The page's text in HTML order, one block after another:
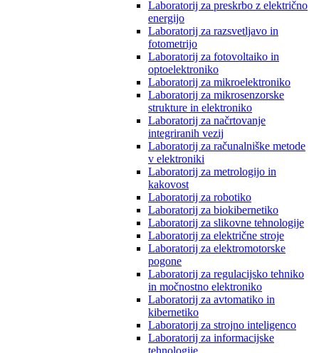
Laboratorij za preskrbo z električno
energijo
Laboratorij za razsvetljavo in
fotometrijo
Laboratorij za fotovoltaiko in
optoelektroniko
Laboratorij za mikroelektroniko
Laboratorij za mikrosenzorske
strukture in elektroniko
Laboratorij za načrtovanje
integriranih vezij
Laboratorij za računalniške metode
v elektroniki
Laboratorij za metrologijo in
kakovost
Laboratorij za robotiko
Laboratorij za biokibernetiko
Laboratorij za slikovne tehnologije
Laboratorij za električne stroje
Laboratorij za elektromotorske
pogone
Laboratorij za regulacijsko tehniko
in močnostno elektroniko
Laboratorij za avtomatiko in
kibernetiko
Laboratorij za strojno inteligenco
Laboratorij za informacijske
tehnologije